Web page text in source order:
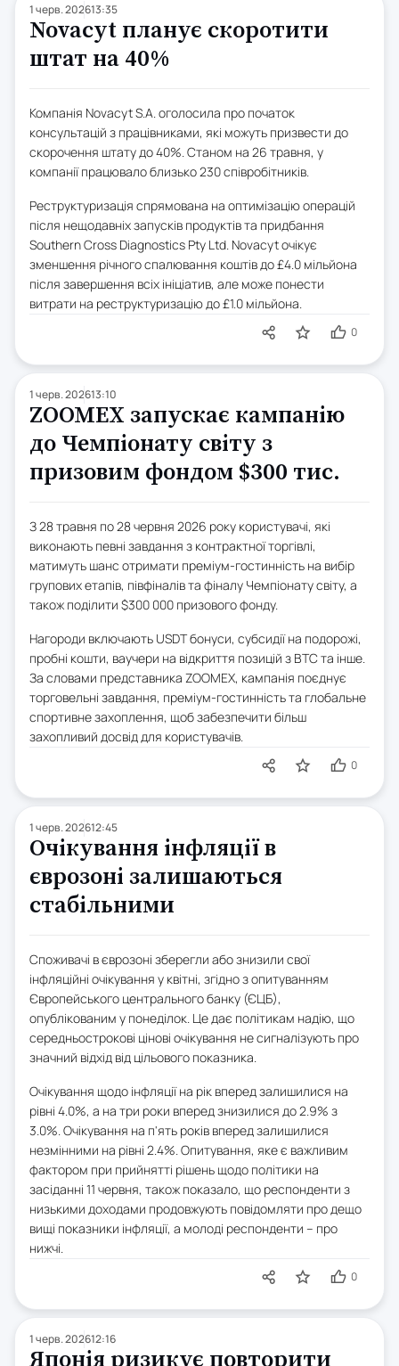
1 черв. 202613:35
Novacyt планує скоротити
штат на 40%
Компанія Novacyt S.A. оголосила про початок
консультацій з працівниками, які можуть призвести до
скорочення штату до 40%. Станом на 26 травня, у
компанії працювало близько 230 співробітників.
Реструктуризація спрямована на оптимізацію операцій
після нещодавніх запусків продуктів та придбання
Southern Cross Diagnostics Pty Ltd. Novacyt очікує
зменшення річного спалювання коштів до £4.0 мільйона
після завершення всіх ініціатив, але може понести
витрати на реструктуризацію до £1.0 мільйона.
0
1 черв. 202613:10
ZOOMEX запускає кампанію
до Чемпіонату світу з
призовим фондом $300 тис.
З 28 травня по 28 червня 2026 року користувачі, які
виконають певні завдання з контрактної торгівлі,
матимуть шанс отримати преміум-гостинність на вибір
групових етапів, півфіналів та фіналу Чемпіонату світу, а
також поділити $300 000 призового фонду.
Нагороди включають USDT бонуси, субсидії на подорожі,
пробні кошти, ваучери на відкриття позицій з BTC та інше.
За словами представника ZOOMEX, кампанія поєднує
торговельні завдання, преміум-гостинність та глобальне
спортивне захоплення, щоб забезпечити більш
захопливий досвід для користувачів.
0
1 черв. 202612:45
Очікування інфляції в
єврозоні залишаються
стабільними
Споживачі в єврозоні зберегли або знизили свої
інфляційні очікування у квітні, згідно з опитуванням
Європейського центрального банку (ЄЦБ),
опублікованим у понеділок. Це дає політикам надію, що
середньострокові цінові очікування не сигналізують про
значний відхід від цільового показника.
Очікування щодо інфляції на рік вперед залишилися на
рівні 4.0%, а на три роки вперед знизилися до 2.9% з
3.0%. Очікування на п'ять років вперед залишилися
незмінними на рівні 2.4%. Опитування, яке є важливим
фактором при прийнятті рішень щодо політики на
засіданні 11 червня, також показало, що респонденти з
низькими доходами продовжують повідомляти про дещо
вищі показники інфляції, а молоді респонденти – про
нижчі.
0
1 черв. 202612:16